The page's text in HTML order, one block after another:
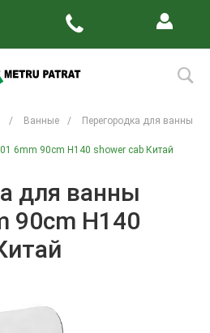
/ Ванные /
Перегородка для ванны
6mm 90cm H140 shower cab Китай
для ванны
90cm H140